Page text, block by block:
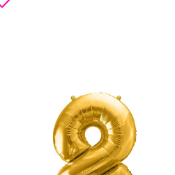
Lägg till i favoriter